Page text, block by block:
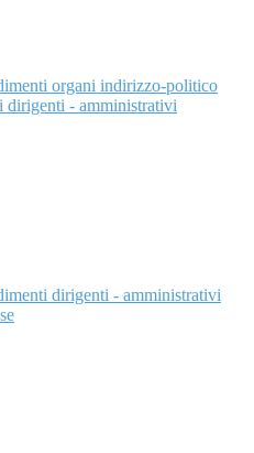
organi indirizzo-politico
dirigenti - amministrativi
dirigenti - amministrativi